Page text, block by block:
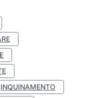
INQUINAMENTO